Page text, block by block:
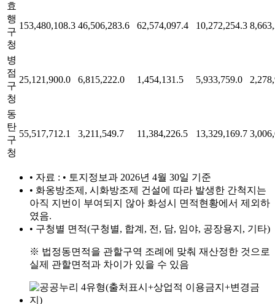
효
행
구
청
153,480,108.3 46,506,283.6 62,574,097.4 10,272,254.3
병
점
구
청
25,121,900.0 6,815,222.0 1,454,131.5 5,933,759.0
동
탄
구
청
55,517,712.1 3,211,549.7 11,384,226.5 13,329,169.7
• 자료 : • 토지정보과 2026년 4월 30일 기준
• 화옹방조제, 시화방조제 건설에 따라 발생한 간척지는
아직 지번이 부여되지 않아 화성시 면적현황에서 제외하
였음.
• 구청별 면적(구청별, 합계, 전, 담, 임야, 공장용지, 기타)
※ 법정동면적을 관할구역 조례에 맞춰 재산정한 것으로
실제 관할면적과 차이가 있을 수 있음